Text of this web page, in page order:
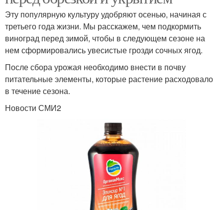
Эту популярную культуру удобряют осенью, начиная с
третьего года жизни. Мы расскажем, чем подкормить
виноград перед зимой, чтобы в следующем сезоне на
нем сформировались увесистые грозди сочных ягод.
После сбора урожая необходимо внести в почву
питательные элементы, которые растение расходовало
в течение сезона.
Новости СМИ2